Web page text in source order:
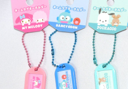
7-11取貨付款
每筆NT$65，滿NT$999(含以上)免運費
付款後7-11取貨
每筆NT$65，滿NT$999(含以上)免運費